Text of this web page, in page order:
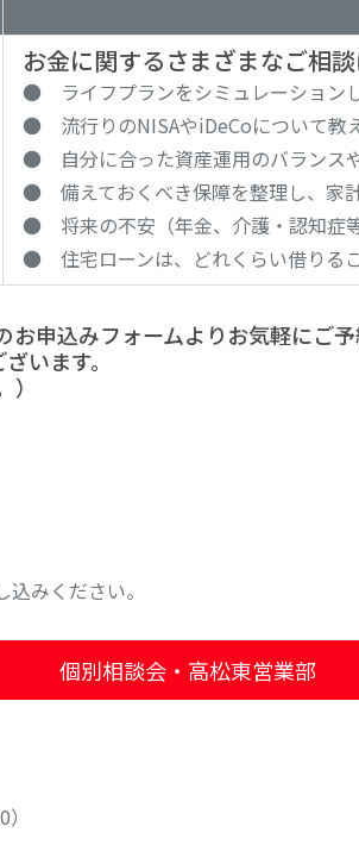
お金に関するさまざまなご相
● ライフプランをシミュレーション
● 流行りのNISAやiDeCoについて教
● 自分に合った資産運用のバランス
● 備えておくべき保障を整理し、家
● 将来の不安（年金、介護・認知症
● 住宅ローンは、どれくらい借りる
お申込みフォームよりお気軽にご予
います。
みください。
個別相談会・高松東営業部